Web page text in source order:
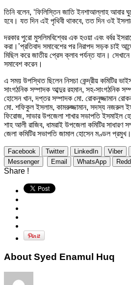
তিনি বলেন, ‘ফিলিস্তিন জাতি ইনশাআল্লাহ আবার
হবে। যতদিনএই পৃথিবী থাকবে, ততদিনওই
দরকার পুরো মুসলিমবিশ্বের এক হওয়া এবং বর্বর
করা।’প্রতিবাদ সমাবেশের পর নিরাপদ সড়ক চাই
মিছিল করে জাতীয় প্রেস ক্লাব পর্যন্ত যান। সেখানে
সমাবেশ করেন।
এ সময় উপস্থিত ছিলেন নিসচা কেন্দ্রীয় কমিটির
সাংগঠনিক সম্পাদক আব্দুর রহমান, সহ-সাংগঠনিক
হোসেন খান, দপ্তর সম্পাদক মো. রোকনুজ্জামান
মো. শফিকুল ইসলাম, কামরুজ্জামান, সদস্য নজরুল
ফিরোজ, সাভার উপজেলা শাখার সভাপতি ইসমাইল
শাহ আলী রাজিব, ধামরাই উপজেলা কমিটির সাধারণ
জেলা কমিটির সভাপতি জামাল হোসেন মণ্ডল প্রমুখ।
Facebook Twitter LinkedIn Viber
Messenger
Email WhatsApp
Share !
About Syed Enamul Huq